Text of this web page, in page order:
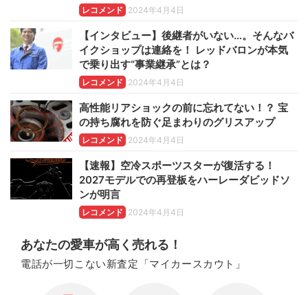
レコメンド 2024年4月4日
【インタビュー】後継者がいない…。そんなバ
イクショップは連絡を！ レッドバロンが本気
で乗り出す“事業継承”とは？
レコメンド 2024年4月4日
高性能リアショックの前に忘れてない！？ 宝
の持ち腐れを防ぐ足まわりのグリスアップ
レコメンド 2024年4月4日
【速報】空冷スポーツスターが復活する！
2027モデルでの再登板をハーレーダビッドソ
ンが明言
レコメンド 2024年4月4日
あなたの愛車が高く売れる！
電話が一切こない新査定「マイカースカウト」